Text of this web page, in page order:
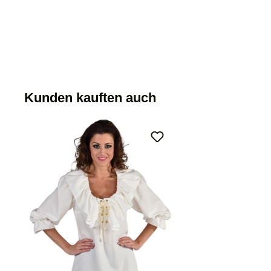
Kunden kauften auch